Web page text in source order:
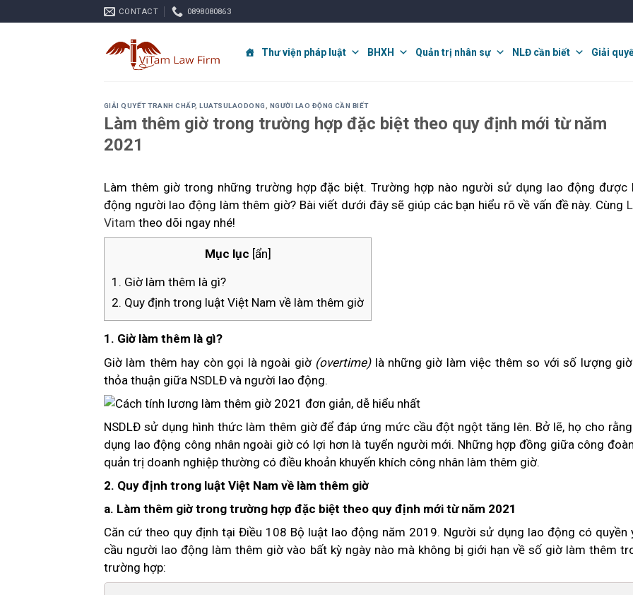
to
CONTACT 0898080863
Thư viện pháp luật BHXH Quản trị nhân sự NLĐ cần biết Giải
GIẢI QUYẾT TRANH CHẤP,LUATSULAODONG NGƯỜI LAO ĐỘNG CẦN BIẾT
Làm thêm giờ trong trường hợp đặc biệt theo quy định mới từ năm
2021
Làm thêm giờ trong những trường hợp đặc biệt. Trường hợp nào người sử dụng lao động được
động người lao động làm thêm giờ? Bài viết dưới đây sẽ giúp các bạn hiểu rõ về vấn đề này. Cùng
Vitam theo dõi ngay nhé!
Mục lục [ẩn]
1. Giờ làm thêm là gì?
2. Quy định trong luật Việt Nam về làm thêm giờ
1. Giờ làm thêm là gì?
Giờ làm thêm hay còn gọi là ngoài giờ (overtime)là những giờ làm việc thêm so với số lượng
thỏa thuận giữa NSDLĐ và người lao động.
NSDLĐ sử dụng hình thức làm thêm giờ để đáp ứng mức cầu đột ngột tăng lên. Bở lẽ, họ cho
dụng lao động công nhân ngoài giờ có lợi hơn là tuyển người mới. Những hợp đồng giữa công
quản trị doanh nghiệp thường có điều khoản khuyến khích công nhân làm thêm giờ.
2. Quy định trong luật Việt Nam về làm thêm giờ
a. Làm thêm giờ trong trường hợp đặc biệt theo quy định mới từ năm 2021
Căn cứ theo quy định tại Điều 108 Bộ luật lao động năm 2019. Người sử dụng lao động có quyền
cầu người lao động làm thêm giờ vào bất kỳ ngày nào mà không bị giới hạn về số giờ làm thêm
trường hợp: